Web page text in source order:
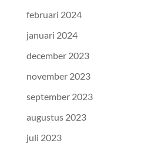
februari 2024
januari 2024
december 2023
november 2023
september 2023
augustus 2023
juli 2023